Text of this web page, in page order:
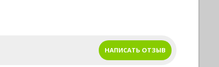
НАПИСАТЬ ОТЗЫВ